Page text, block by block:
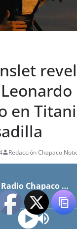
en
Redacción Chapaco
Radio Chapaco Noticias Las 24 horas en vivo